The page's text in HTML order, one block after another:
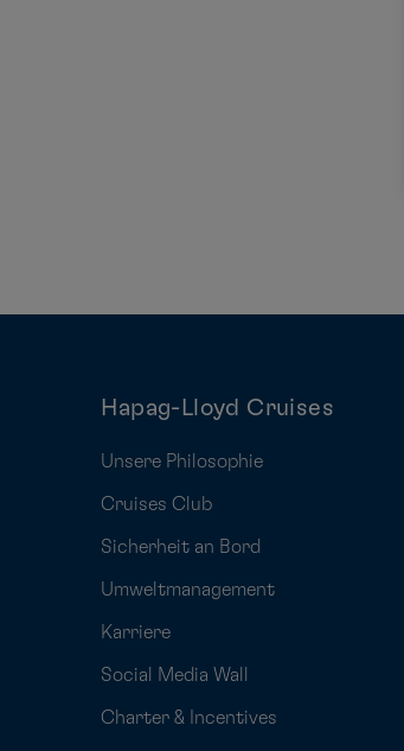
Hapag-Lloyd Cruises
Unsere Philosophie
Cruises Club
Sicherheit an Bord
Umweltmanagement
Karriere
Social Media Wall
Charter & Incentives